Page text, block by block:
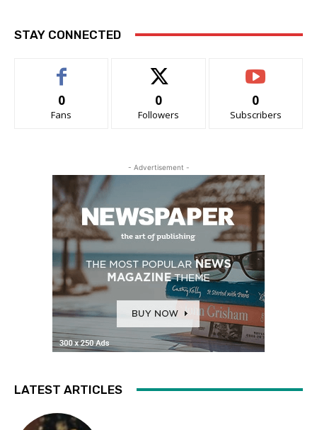
STAY CONNECTED
0
Fans
0
Followers
0
Subscribers
- Advertisement -
LATEST ARTICLES